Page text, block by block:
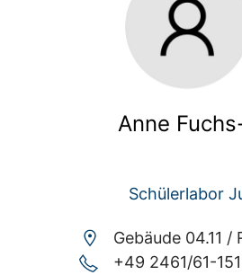
Anne
Schülerlabor
Gebäude 04.11 /
+49 2461/61-